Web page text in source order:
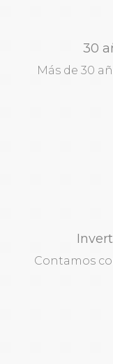
30
Más de 30
Contamos